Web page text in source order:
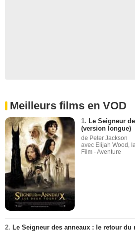
Meilleurs films en VOD
1. Le Seigneur
(version longue)
de Peter Jackson
avec Elijah Wood,
Film - Aventure
2. Le Seigneur des anneaux : le retour du